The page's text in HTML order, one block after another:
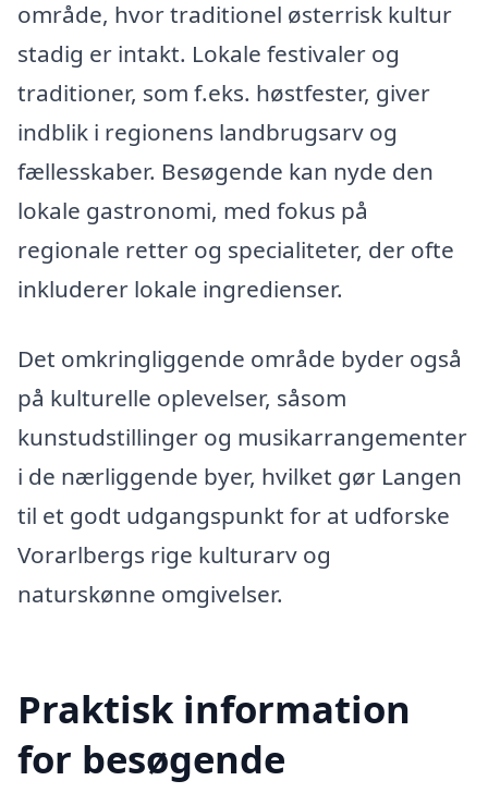
område, hvor traditionel østerrisk kultur
stadig er intakt. Lokale festivaler og
traditioner, som f.eks. høstfester, giver
indblik i regionens landbrugsarv og
fællesskaber. Besøgende kan nyde den
lokale gastronomi, med fokus på
regionale retter og specialiteter, der ofte
inkluderer lokale ingredienser.
Det omkringliggende område byder også
på kulturelle oplevelser, såsom
kunstudstillinger og musikarrangementer
i de nærliggende byer, hvilket gør Langen
til et godt udgangspunkt for at udforske
Vorarlbergs rige kulturarv og
naturskønne omgivelser.
Praktisk information
for besøgende